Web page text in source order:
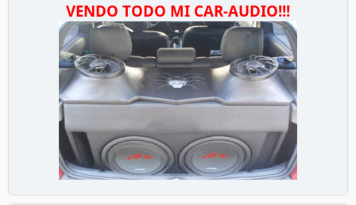
VENDO TODO MI CAR-AUDIO!!!